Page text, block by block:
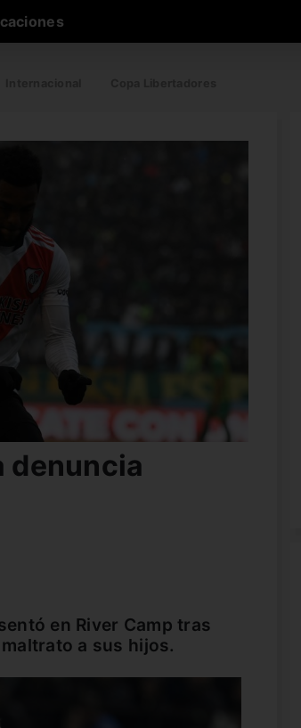
denuncia
en River Camp tras
a sus hijos.